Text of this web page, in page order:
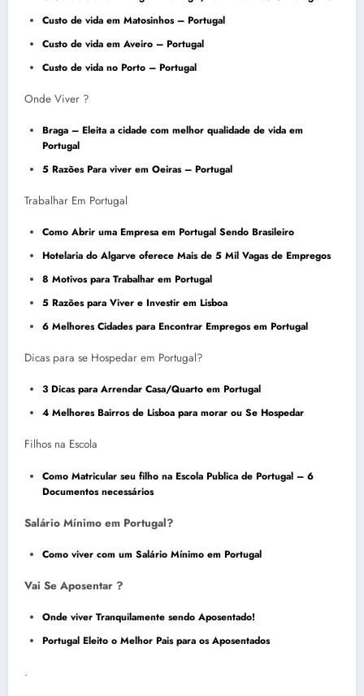
Custo de vida em Matosinhos – Portugal
Custo de vida em Aveiro – Portugal
Custo de vida no Porto – Portugal
Onde Viver ?
Braga – Eleita a cidade com melhor qualidade de vida em
Portugal
5 Razões Para viver em Oeiras – Portugal
Trabalhar Em Portugal
Como Abrir uma Empresa em Portugal Sendo Brasileiro
Hotelaria do Algarve oferece Mais de 5 Mil Vagas de Empregos
8 Motivos para Trabalhar em Portugal
5 Razões para Viver e Investir em Lisboa
6 Melhores Cidades para Encontrar Empregos em Portugal
Dicas para se Hospedar em Portugal?
3 Dicas para Arrendar Casa/Quarto em Portugal
4 Melhores Bairros de Lisboa para morar ou Se Hospedar
Filhos na Escola
Como Matricular seu filho na Escola Publica de Portugal – 6
Documentos necessários
Salário Mínimo em Portugal?
Como viver com um Salário Mínimo em Portugal
Vai Se Aposentar ?
Onde viver Tranquilamente sendo Aposentado!
Portugal Eleito o Melhor Pais para os Aposentados
.